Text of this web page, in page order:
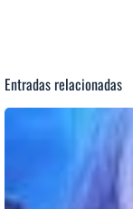
Entradas relacionadas